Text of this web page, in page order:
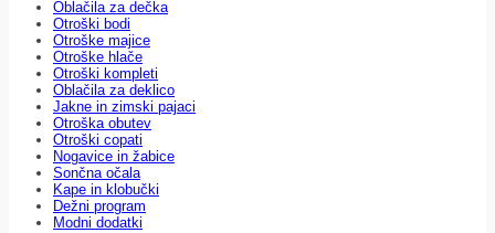
Oblačila za dečka
Otroški bodi
Otroške majice
Otroške hlače
Otroški kompleti
Oblačila za deklico
Jakne in zimski pajaci
Otroška obutev
Otroški copati
Nogavice in žabice
Sončna očala
Kape in klobučki
Dežni program
Modni dodatki